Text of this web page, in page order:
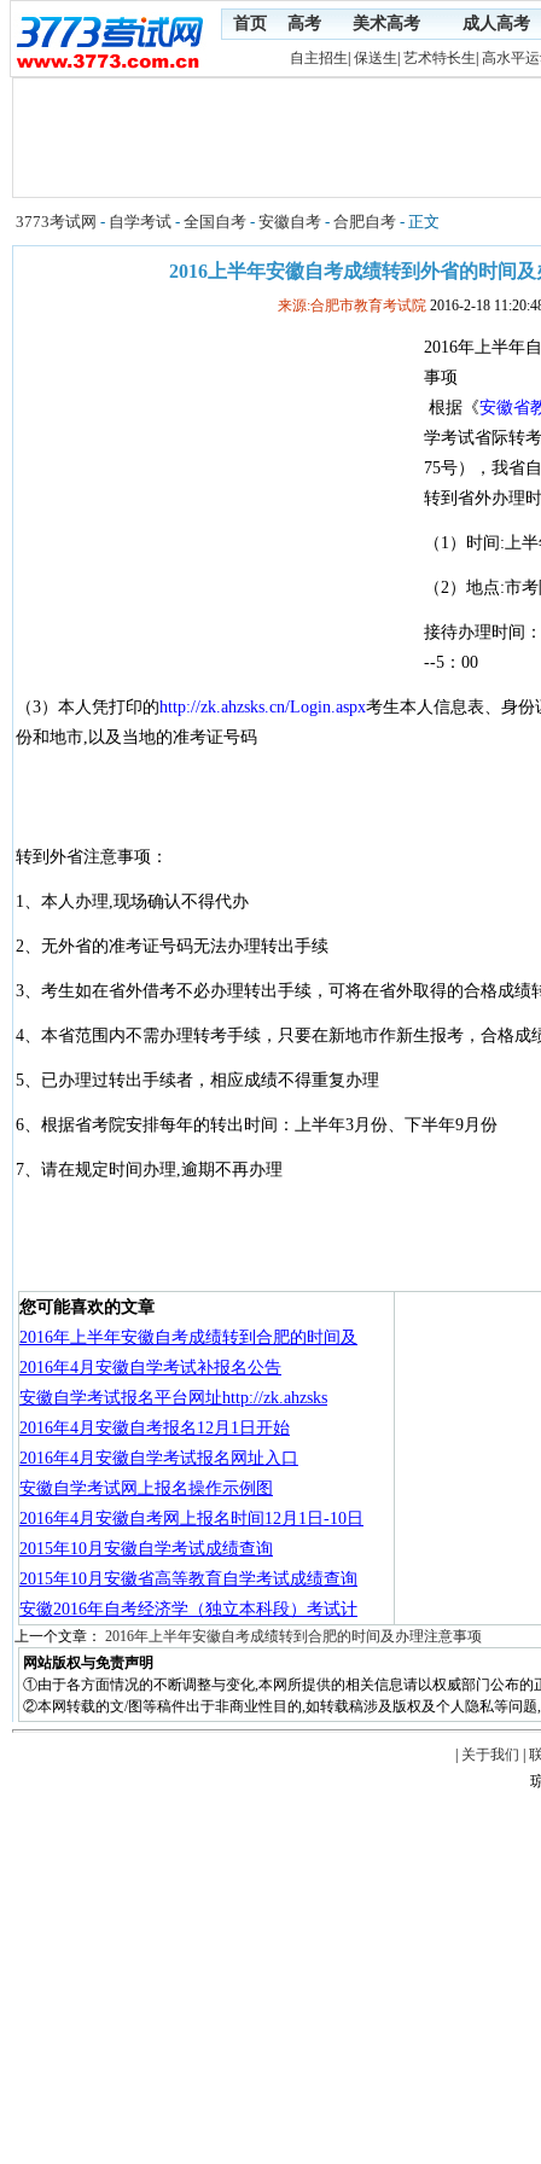
首页 高考 美术高考 成人高考
自主招生 保送生 艺术特长生 高水平
3773考试网 - 自学考试 - 全国自考 - 安徽自考 - 合肥自考 - 正文
2016上半年安徽自考成绩转到外省的时间
来源:合肥市教育考试院 2016-2-18
2016年上半年
事项
根据《安徽省
学考试省际转
75号），我省
转到省外办理
（1）时间:
（2）地点:市
接待办理时间
--5：00
（3）本人凭打印的http://zk.ahzsks.cn/Login.aspx考生本人信息表、身
份和地市,以及当地的准考证号码
转到外省注意事项：
1、本人办理,现场确认不得代办
2、无外省的准考证号码无法办理转出手续
3、考生如在省外借考不必办理转出手续，可将在省外取得的合格成绩
4、本省范围内不需办理转考手续，只要在新地市作新生报考，合格成
5、已办理过转出手续者，相应成绩不得重复办理
6、根据省考院安排每年的转出时间：上半年3月份、下半年9月份
7、请在规定时间办理,逾期不再办理
您可能喜欢的文章
2016年上半年安徽自考成绩转到合肥的时间及
2016年4月安徽自学考试补报名公告
安徽自学考试报名平台网址http://zk.ahzsks
2016年4月安徽自考报名12月1日开始
2016年4月安徽自学考试报名网址入口
安徽自学考试网上报名操作示例图
2016年4月安徽自考网上报名时间12月1日-10日
2015年10月安徽自学考试成绩查询
2015年10月安徽省高等教育自学考试成绩查询
安徽2016年自考经济学（独立本科段）考试计
上一个文章： 2016年上半年安徽自考成绩转到合肥的时间及办理注意事项
网站版权与免责声明
①由于各方面情况的不断调整与变化,本网所提供的相关信息请以权威部门公布的
②本网转载的文/图等稿件出于非商业性目的,如转载稿涉及版权及个人隐私等问题
关于我们